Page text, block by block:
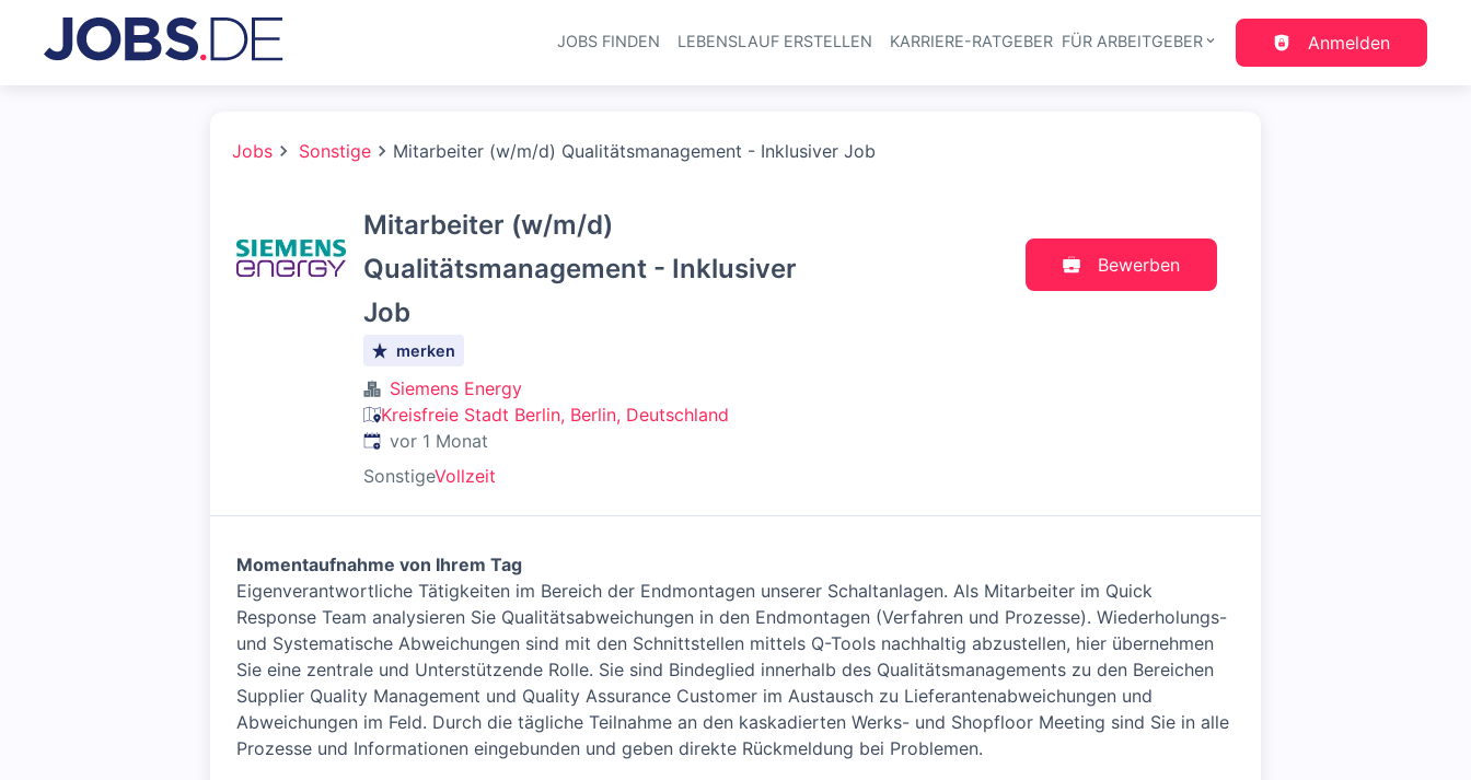
Haupt-Navigation
JOBS FINDEN LEBENSLAUF ERSTELLEN KARRIERE-RATGEBER FÜR ARBEITGEBER Anmelden
Jobs Sonstige Mitarbeiter (w/m/d) Qualitätsmanagement - Inklusiver Job
Mitarbeiter (w/m/d)
Qualitätsmanagement - Inklusiver
Job
merken
Siemens Energy
Kreisfreie Stadt Berlin, Berlin, Deutschland
Veröffentlicht:
vor 1 Monat
SonstigeVollzeit
Bewerben
Momentaufnahme von Ihrem Tag
Eigenverantwortliche Tätigkeiten im Bereich der Endmontagen unserer Schaltanlagen. Als Mitarbeiter im Quick
Response Team analysieren Sie Qualitätsabweichungen in den Endmontagen (Verfahren und Prozesse). Wiederholungs-
und Systematische Abweichungen sind mit den Schnittstellen mittels Q-Tools nachhaltig abzustellen, hier übernehmen
Sie eine zentrale und Unterstützende Rolle. Sie sind Bindeglied innerhalb des Qualitätsmanagements zu den Bereichen
Supplier Quality Management und Quality Assurance Customer im Austausch zu Lieferantenabweichungen und
Abweichungen im Feld. Durch die tägliche Teilnahme an den kaskadierten Werks- und Shopfloor Meeting sind Sie in alle
Prozesse und Informationen eingebunden und geben direkte Rückmeldung bei Problemen.